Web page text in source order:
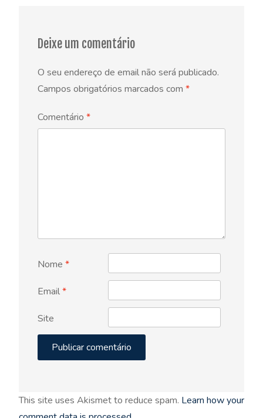
Deixe um comentário
O seu endereço de email não será publicado.
Campos obrigatórios marcados com *
Comentário *
Nome *
Email*
Site
This site uses Akismet to reduce spam. Learn how your